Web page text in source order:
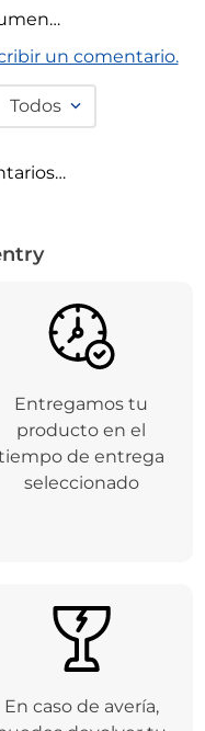
Todos
Entregamos tu
producto en el
tiempo de entrega
En caso de avería,
puedes devolver tu
producto o solicitar
plazo máximo de